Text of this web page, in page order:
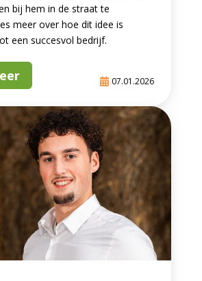
bij hem in de straat te
meer over hoe dit idee is
een succesvol bedrijf.
07.01.2026